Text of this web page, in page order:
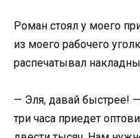
Роман стоял у моего
из моего рабочего
распечатывал
— Эля, давай быстрее!
три часа приедет